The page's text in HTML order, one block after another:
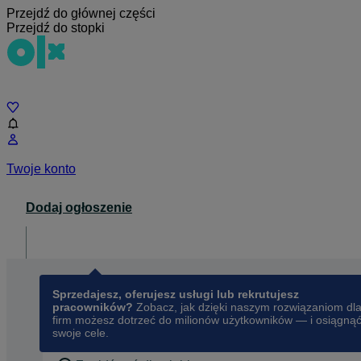
Przejdź do głównej części
Przejdź do stopki
Twoje konto
Dodaj ogłoszenie
Sprzedajesz, oferujesz usługi lub rekrutujesz
pracowników? Zobacz, jak dzięki naszym rozwiązaniom dla
firm możesz dotrzeć do milionów użytkowników — i osiągnąć
swoje cele.